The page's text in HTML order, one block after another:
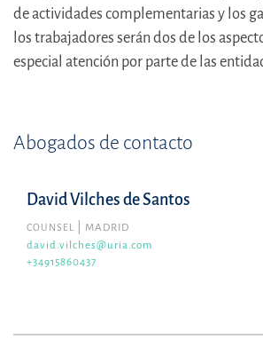
de actividades complementarias y los
los trabajadores serán dos de los
especial atención por parte de las
Abogados de contacto
David Vilches de Santos
COUNSEL
MADRID
david.vilches@uria.com
+34915860437